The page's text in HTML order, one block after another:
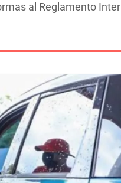
al Reglamento